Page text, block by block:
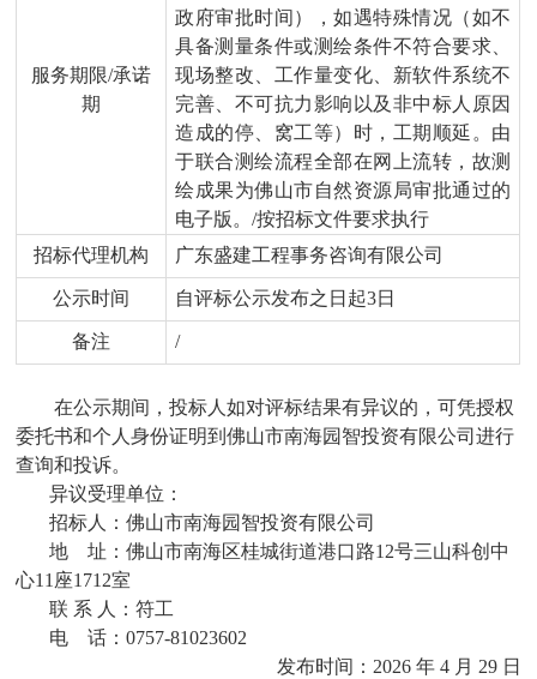
服务期限/承诺
期
政府审批时间），如遇特殊情况（如不
具备测量条件或测绘条件不符合要求、
现场整改、工作量变化、新软件系统不
完善、不可抗力影响以及非中标人原因
造成的停、窝工等）时，工期顺延。由
于联合测绘流程全部在网上流转，故测
绘成果为佛山市自然资源局审批通过的
电子版。/按招标文件要求执行
招标代理机构
广东盛建工程事务咨询有限公司
公示时间 自评标公示发布之日起3日
备注 /
在公示期间，投标人如对评标结果有异议的，可凭授权
委托书和个人身份证明到佛山市南海园智投资有限公司进行
查询和投诉。
异议受理单位 ：
招标人：佛山市南海园智投资有限公司
地
址：佛山市南海区桂城街道港口路12号三山科创中
心11座1712室
联 系 人：符工
电
话：0757-81023602
发布时间： 2026 年 4 月 29 日